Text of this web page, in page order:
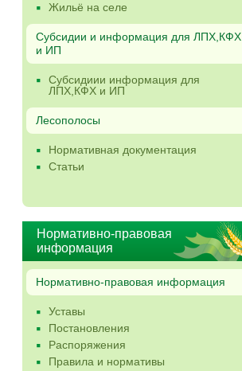
Жильё на селе
Субсидии и информация для ЛПХ,КФХ
и ИП
Субсидиии информация для
ЛПХ,КФХ и ИП
Лесополосы
Нормативная документация
Статьи
Нормативно-правовая
информация
Нормативно-правовая информация
Уставы
Постановления
Распоряжения
Правила и нормативы